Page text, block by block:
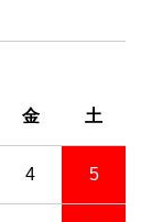
金 土
4 5